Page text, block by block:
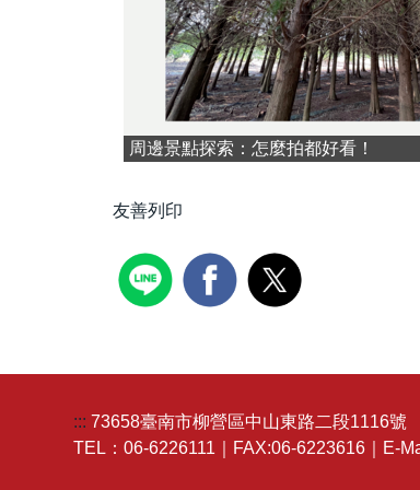
周邊景點探索：怎麼拍都好看！
友善列印
::: 73658臺南市柳營區中山東路二段1116號
TEL：06-6226111｜FAX:06-6223616｜E-